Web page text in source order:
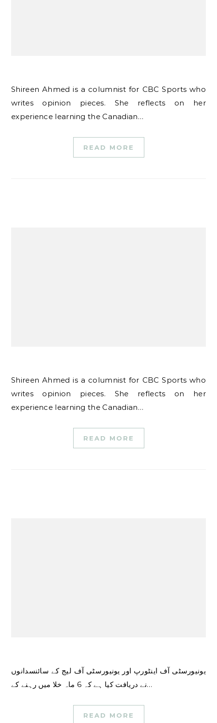
Shireen Ahmed is a columnist for CBC Sports who
writes opinion pieces. She reflects on her
experience learning the Canadian…
READ MORE
Shireen Ahmed is a columnist for CBC Sports who
writes opinion pieces. She reflects on her
experience learning the Canadian…
READ MORE
یونیورسٹی آف اینٹورپ اور یونیورسٹی آف لیج کے سائنسدانوں
نے دریافت کیا ہے کہ 6 ماہ خلا میں رہنے کے…
READ MORE